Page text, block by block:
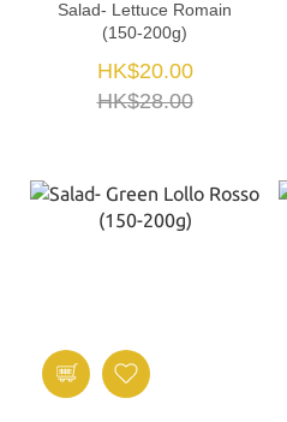
Salad- Lettuce Romain
(150-200g)
HK$20.00
HK$28.00